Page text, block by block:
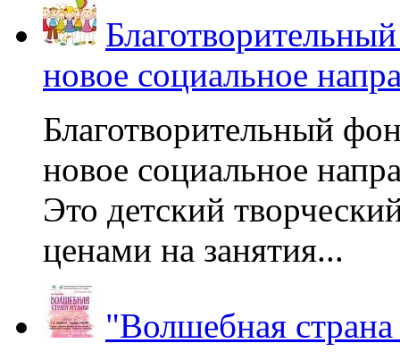
новое социальное
Благотворительный
новое социальное
Это детский
ценами на занятия...
"Волшебная